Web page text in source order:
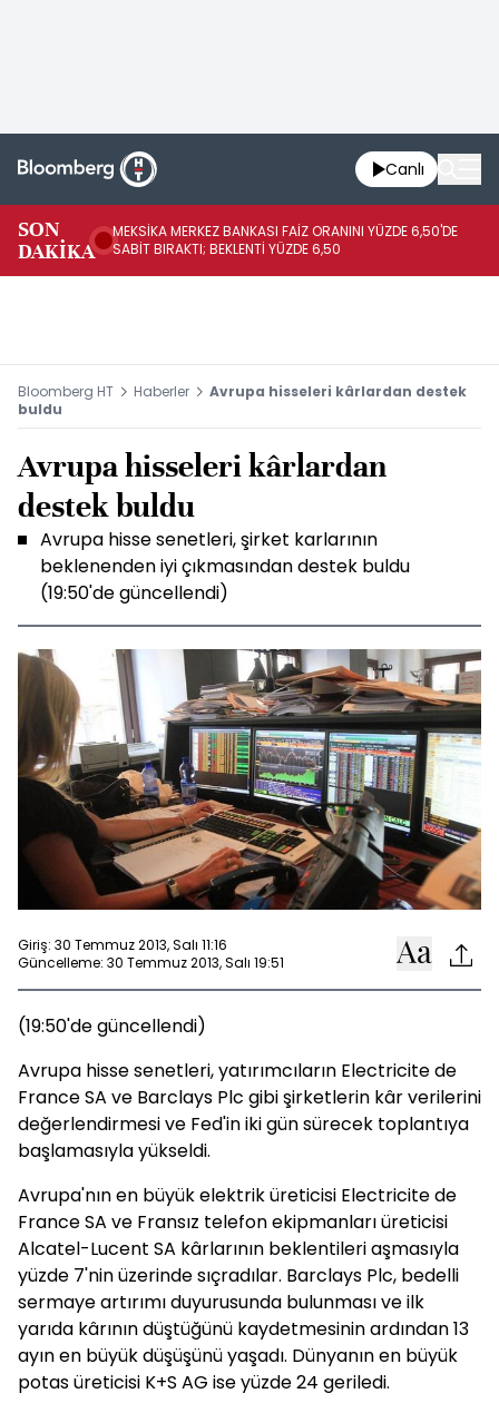
Canlı
SON
DAKİKA
MEKSİKA MERKEZ BANKASI FAİZ ORANINI YÜZDE 6,50'DE
SABİT BIRAKTI; BEKLENTİ YÜZDE 6,50
Bloomberg HT Haberler
Avrupa hisseleri kârlardan destek
buldu
Avrupa hisseleri kârlardan
destek buldu
Avrupa hisse senetleri, şirket karlarının
beklenenden iyi çıkmasından destek buldu
(19:50'de güncellendi)
Giriş: 30 Temmuz 2013, Salı 11:16
Güncelleme: 30 Temmuz 2013, Salı 19:51
(19:50'de güncellendi)
Avrupa hisse senetleri, yatırımcıların Electricite de
France SA ve Barclays Plc gibi şirketlerin kâr verilerini
değerlendirmesi ve Fed'in iki gün sürecek toplantıya
başlamasıyla yükseldi.
Avrupa'nın en büyük elektrik üreticisi Electricite de
France SA ve Fransız telefon ekipmanları üreticisi
Alcatel-Lucent SA kârlarının beklentileri aşmasıyla
yüzde 7'nin üzerinde sıçradılar. Barclays Plc, bedelli
sermaye artırımı duyurusunda bulunması ve ilk
yarıda kârının düştüğünü kaydetmesinin ardından 13
ayın en büyük düşüşünü yaşadı. Dünyanın en büyük
potas üreticisi K+S AG ise yüzde 24 geriledi.